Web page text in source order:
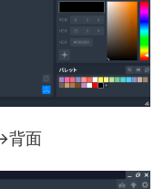
背面